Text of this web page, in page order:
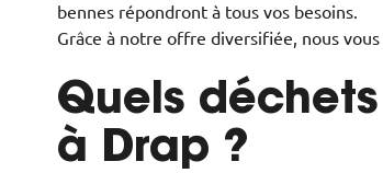
bennes répondront à tous vos besoins.
Grâce à notre offre diversifiée, nous
Quels
à Drap ?